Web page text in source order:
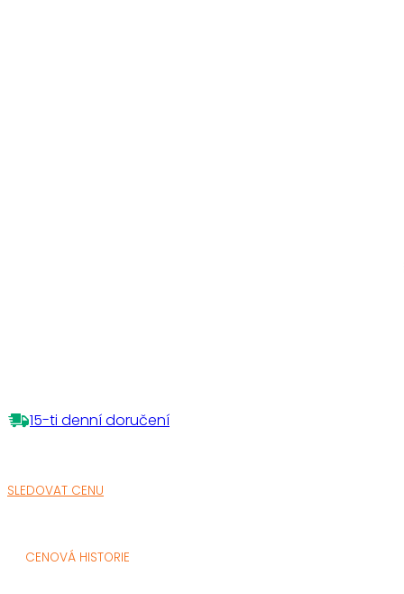
15-ti denní doručení
SLEDOVAT CENU
CENOVÁ HISTORIE